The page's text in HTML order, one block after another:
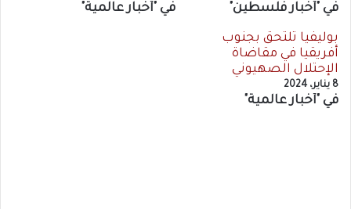
في "أخبار فلسطين" في "أخبار عالمية"
بوليفيا تلتحق بجنوب
أفريقيا في مقاضاة
الإحتلال الصهيوني
8 يناير، 2024
في "أخبار عالمية"